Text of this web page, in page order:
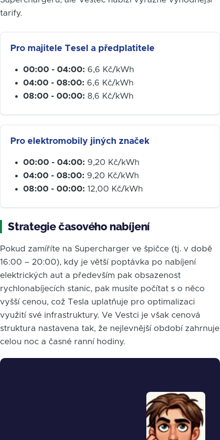
tarify.
Pro majitele Tesel a předplatitele
00:00 - 04:00: 6,6 Kč/kWh
04:00 - 08:00: 6,6 Kč/kWh
08:00 - 00:00: 8,6 Kč/kWh
Pro elektromobily jiných značek
00:00 - 04:00: 9,20 Kč/kWh
04:00 - 08:00: 9,20 Kč/kWh
08:00 - 00:00: 12,00 Kč/kWh
Strategie časového nabíjení
Pokud zamíříte na Supercharger ve špičce (tj. v době
16:00 – 20:00), kdy je větší poptávka po nabíjení
elektrických aut a především pak obsazenost
rychlonabíjecích stanic, pak musíte počítat s o něco
vyšší cenou, což Tesla uplatňuje pro optimalizaci
využití své infrastruktury. Ve Vestci je však cenová
struktura nastavena tak, že nejlevnější období zahrnuje
celou noc a časné ranní hodiny.